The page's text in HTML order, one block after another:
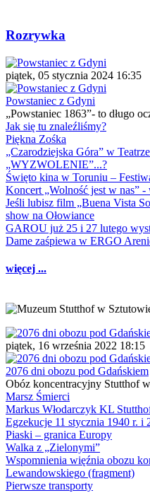
Rozrywka
piątek, 05 stycznia 2024 16:35
Powstaniec z Gdyni
„Powstaniec 1863”- to długo
Jak się tu znaleźliśmy?
Piękna Zośka
„Czarodziejska Góra” w
„WYZWOLENIE”...?
Święto kina w Toruniu –
Koncert „Wolność jest w nas”
Jeśli lubisz film „Buena Vista
show na Ołowiance
GAROU już 25 i 27 lutego
Dame zaśpiewa w ERGO
więcej ...
piątek, 16 września 2022 18:15
2076 dni obozu pod Gdańskiem
Obóz koncentracyjny Stutthof
Marsz Śmierci
Markus Włodarczyk KL
Egzekucje 11 stycznia 1940 r. i
Piaski – granica Europy
Walka z „Zielonymi”
Wspomnienia więźnia obozu
Lewandowskiego (fragment)
Pierwsze transporty